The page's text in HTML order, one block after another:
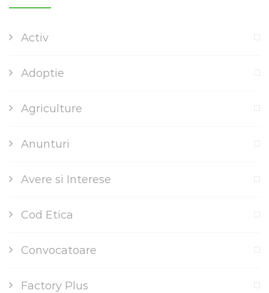
Activ
Adoptie
Agriculture
Anunturi
Avere si Interese
Cod Etica
Convocatoare
Factory Plus